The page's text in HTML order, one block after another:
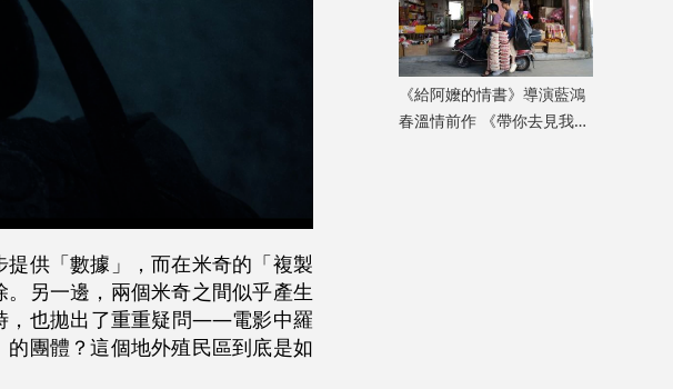
供「數據」，而在米奇的「複製
另一邊，兩個米奇之間似乎產生
，也拋出了重重疑問——電影中羅
團體？這個地外殖民區到底是如
《給阿嬤的情書》導演藍鴻
春溫情前作 《帶你去見我